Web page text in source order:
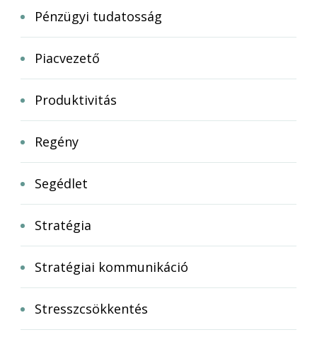
Pénzügyi tudatosság
Piacvezető
Produktivitás
Regény
Segédlet
Stratégia
Stratégiai kommunikáció
Stresszcsökkentés